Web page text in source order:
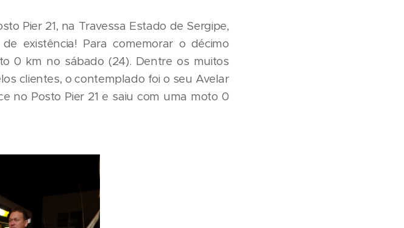
Pier 21, na Travessa Estado de Sergipe,
existência! Para comemorar o décimo
0 km no sábado (24). Dentre os muitos
clientes, o contemplado foi o seu Avelar
no Posto Pier 21 e saiu com uma moto 0